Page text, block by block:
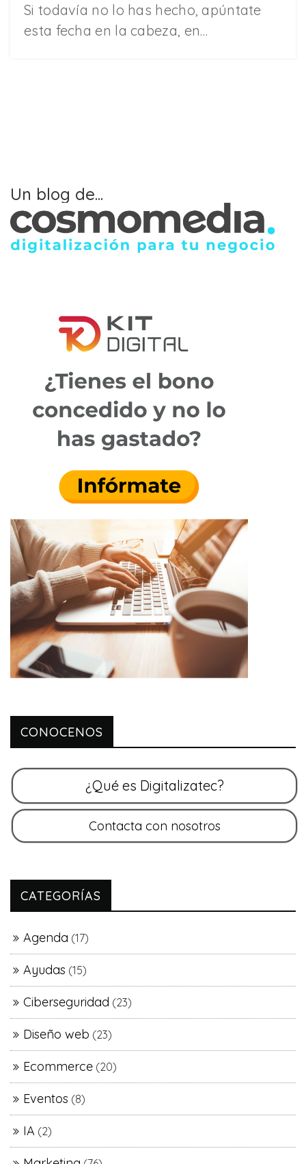
Si todavía no lo has hecho, apúntate
esta fecha en la cabeza, en…
Un blog de...
CONOCENOS
CATEGORÍAS
Agenda (17)
Ayudas (15)
Ciberseguridad (23)
Diseño web (23)
Ecommerce (20)
Eventos (8)
IA (2)